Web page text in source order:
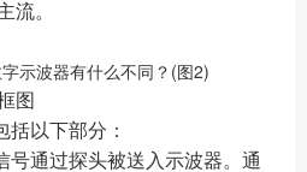
流。
图
括以下部分：
号通过探头被送入示波器。通